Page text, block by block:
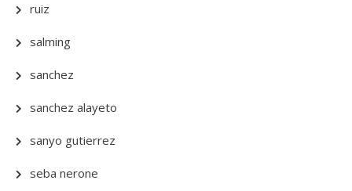
ruiz
salming
sanchez
sanchez alayeto
sanyo gutierrez
seba nerone